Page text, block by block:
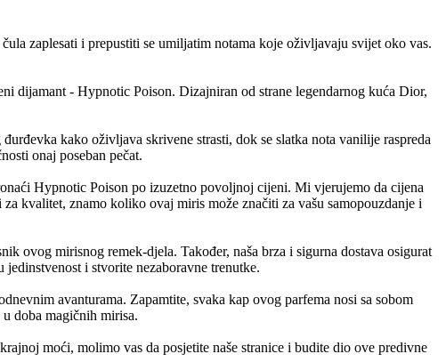
zaplesati i prepustiti se umiljatim notama koje oživljavaju svijet oko vas.
dijamant - Hypnotic Poison. Dizajniran od strane legendarnog kuća Dior,
kako oživljava skrivene strasti, dok se slatka nota vanilije raspreda
onaj poseban pečat.
Hypnotic Poison po izuzetno povoljnoj cijeni. Mi vjerujemo da cijena
kvalitet, znamo koliko ovaj miris može značiti za vašu samopouzdanje i
ovog mirisnog remek-djela. Također, naša brza i sigurna dostava osigurat
i stvorite nezaboravne trenutke.
avanturama. Zapamtite, svaka kap ovog parfema nosi sa sobom
doba magičnih mirisa.
moći, molimo vas da posjetite naše stranice i budite dio ove predivne